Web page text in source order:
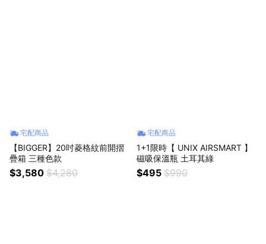
宅配商品
【BIGGER】20吋菱格紋前開摺
疊箱 三種色款
$3,580 $4,280
宅配商品
1+1限時【 UNIX AIRSMART 】
磁吸保溫瓶 土耳其綠
$495 $990